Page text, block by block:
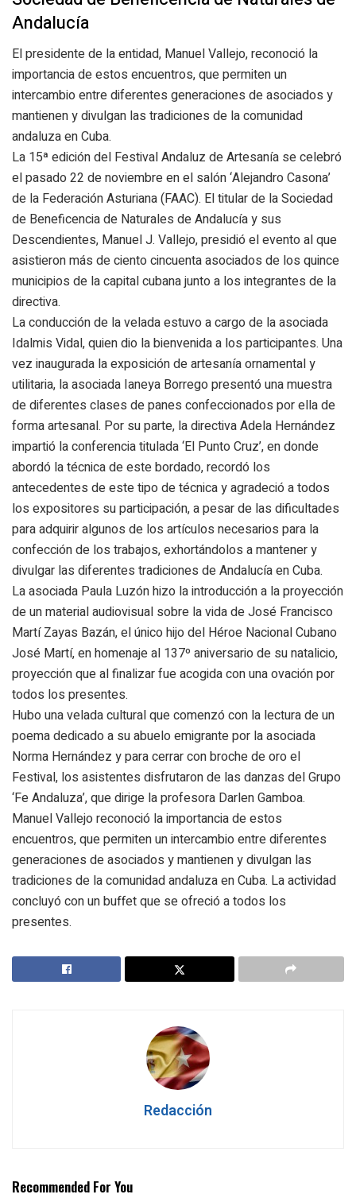
Andalucía
El presidente de la entidad, Manuel Vallejo, reconoció la
importancia de estos encuentros, que permiten un
intercambio entre diferentes generaciones de asociados y
mantienen y divulgan las tradiciones de la comunidad
andaluza en Cuba.
La 15ª edición del Festival Andaluz de Artesanía se celebró
el pasado 22 de noviembre en el salón ‘Alejandro Casona’
de la Federación Asturiana (FAAC). El titular de la Sociedad
de Beneficencia de Naturales de Andalucía y sus
Descendientes, Manuel J. Vallejo, presidió el evento al que
asistieron más de ciento cincuenta asociados de los quince
municipios de la capital cubana junto a los integrantes de la
directiva.
La conducción de la velada estuvo a cargo de la asociada
Idalmis Vidal, quien dio la bienvenida a los participantes. Una
vez inaugurada la exposición de artesanía ornamental y
utilitaria, la asociada Ianeya Borrego presentó una muestra
de diferentes clases de panes confeccionados por ella de
forma artesanal. Por su parte, la directiva Adela Hernández
impartió la conferencia titulada ‘El Punto Cruz’, en donde
abordó la técnica de este bordado, recordó los
antecedentes de este tipo de técnica y agradeció a todos
los expositores su participación, a pesar de las dificultades
para adquirir algunos de los artículos necesarios para la
confección de los trabajos, exhortándolos a mantener y
divulgar las diferentes tradiciones de Andalucía en Cuba.
La asociada Paula Luzón hizo la introducción a la proyección
de un material audiovisual sobre la vida de José Francisco
Martí Zayas Bazán, el único hijo del Héroe Nacional Cubano
José Martí, en homenaje al 137º aniversario de su natalicio,
proyección que al finalizar fue acogida con una ovación por
todos los presentes.
Hubo una velada cultural que comenzó con la lectura de un
poema dedicado a su abuelo emigrante por la asociada
Norma Hernández y para cerrar con broche de oro el
Festival, los asistentes disfrutaron de las danzas del Grupo
‘Fe Andaluza’, que dirige la profesora Darlen Gamboa.
Manuel Vallejo reconoció la importancia de estos
encuentros, que permiten un intercambio entre diferentes
generaciones de asociados y mantienen y divulgan las
tradiciones de la comunidad andaluza en Cuba. La actividad
concluyó con un buffet que se ofreció a todos los
presentes.
Redacción
Recommended For You